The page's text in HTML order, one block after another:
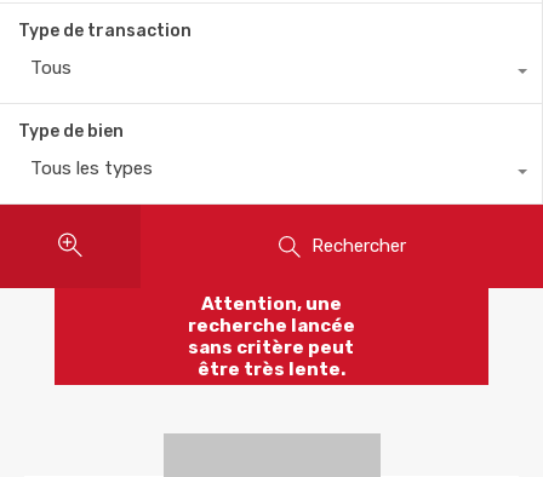
Type de transaction
Tous
Type de bien
Tous les types
Rechercher
Attention, une
recherche lancée
sans critère peut
être très lente.